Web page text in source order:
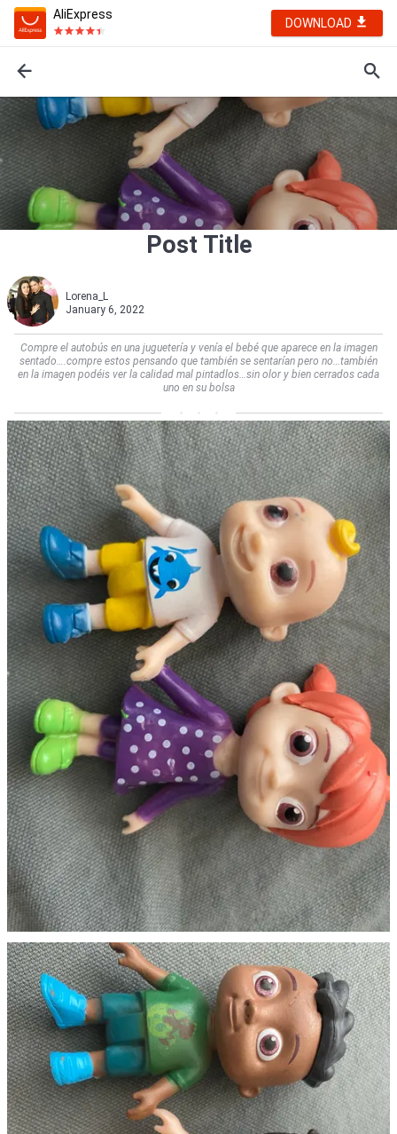
AliExpress
DOWNLOAD
Post Title
Lorena_L
January 6, 2022
Compre el autobús en una juguetería y venía el bebé que aparece en la imagen
sentado….compre estos pensando que también se sentarían pero no…también
en la imagen podéis ver la calidad mal pintadlos…sin olor y bien cerrados cada
uno en su bolsa